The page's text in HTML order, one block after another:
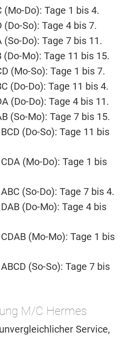
Do): Tage 1 bis 4.
So): Tage 4 bis 7.
Do): Tage 7 bis 11.
Mo): Tage 11 bis 15.
(Mo-So): Tage 1 bis 7.
(Do-Do): Tage 11 bis 4.
(Do-Do): Tage 4 bis 11.
(So-Mo): Tage 7 bis 15.
(Do-So): Tage 11 bis
(Mo-Do): Tage 1 bis
(So-Do): Tage 7 bis 4.
(Do-Mo): Tage 4 bis
(Mo-Mo): Tage 1 bis
(So-So): Tage 7 bis
M/C Hermes
Service,